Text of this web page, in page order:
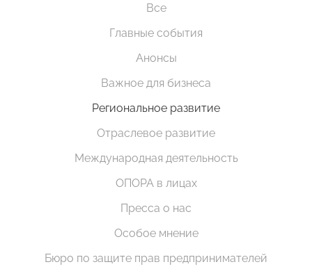
Все
Главные события
Анонсы
Важное для бизнеса
Региональное развитие
Отраслевое развитие
Международная деятельность
ОПОРА в лицах
Пресса о нас
Особое мнение
Бюро по защите прав предпринимателей